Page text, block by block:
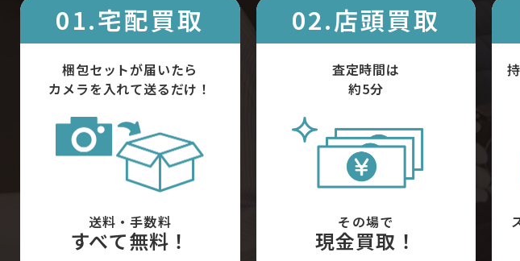
01.宅配買取
梱包セットが届いたら
カメラを入れて送るだけ！
送料・手数料
すべて無料！
02.店頭買取
査定時間は
約5分
その場で
現金買取！